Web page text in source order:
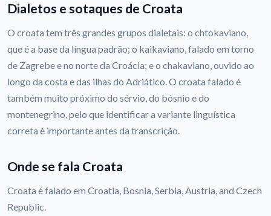
Dialetos e sotaques de Croata
O croata tem três grandes grupos dialetais: o chtokaviano,
que é a base da língua padrão; o kaikaviano, falado em torno
de Zagrebe e no norte da Croácia; e o chakaviano, ouvido ao
longo da costa e das ilhas do Adriático. O croata falado é
também muito próximo do sérvio, do bósnio e do
montenegrino, pelo que identificar a variante linguística
correta é importante antes da transcrição.
Onde se fala Croata
Croata é falado em Croatia, Bosnia, Serbia, Austria, and Czech
Republic.